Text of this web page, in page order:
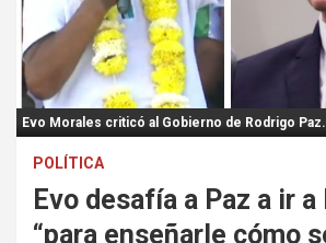
:
Evo Morales criticó al Gobierno de Rodrigo Paz.
POLÍTICA
Evo desafía a Paz a ir a
“para enseñarle cómo